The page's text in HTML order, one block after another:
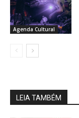
Agenda Cultural
LEIA TAMBÉM